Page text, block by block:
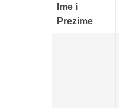
Ime i
Prezime